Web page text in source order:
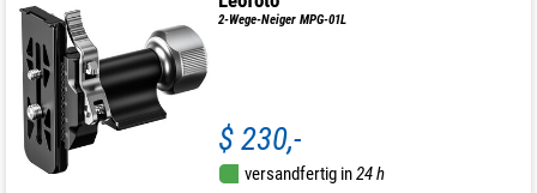
2-Wege-Neiger MPG-01L
$ 230,-
versandfertig in24 h